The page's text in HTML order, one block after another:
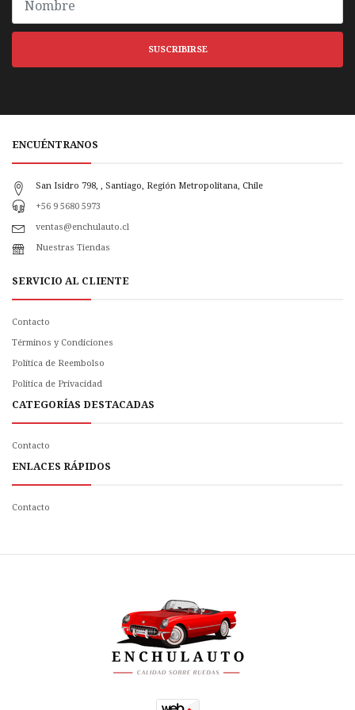
SUSCRIBIRSE
ENCUÉNTRANOS
San Isidro 798, , Santiago, Región Metropolitana, Chile
+56 9 5680 5973
ventas@enchulauto.cl
Nuestras Tiendas
SERVICIO AL CLIENTE
Contacto
Términos y Condiciones
Política de Reembolso
Politica de Privacidad
CATEGORÍAS DESTACADAS
Contacto
ENLACES RÁPIDOS
Contacto